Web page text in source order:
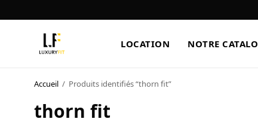
LOCATION NOTRE
Accueil / Produits identifiés “thorn fit”
thorn fit